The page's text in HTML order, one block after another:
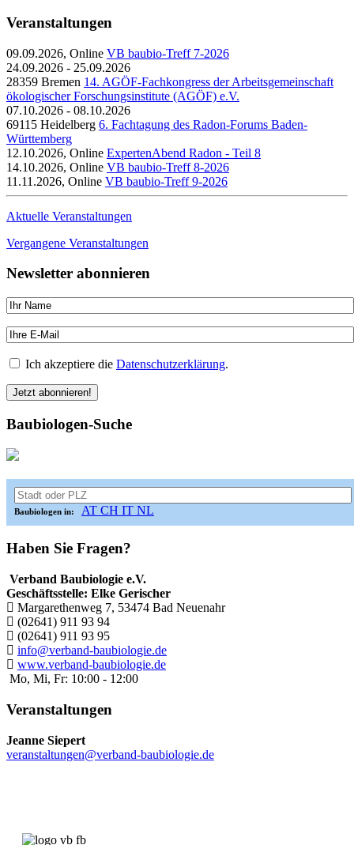
Veranstaltungen
09.09.2026, Online VB baubio-Treff 7-2026
24.09.2026 - 25.09.2026
28359 Bremen 14. AGÖF-Fachkongress der Arbeitsgemeinschaft
ökologischer Forschungsinstitute (AGÖF) e.V.
07.10.2026 - 08.10.2026
69115 Heidelberg 6. Fachtagung des Radon-Forums Baden-
Württemberg
12.10.2026, Online ExpertenAbend Radon - Teil 8
14.10.2026, Online VB baubio-Treff 8-2026
11.11.2026, Online VB baubio-Treff 9-2026
Aktuelle Veranstaltungen
Vergangene Veranstaltungen
Newsletter abonnieren
Ich akzeptiere die Datenschutzerklärung.
Baubiologen-Suche
Baubiologen in: AT CH IT NL
Haben Sie Fragen?
Verband Baubiologie e.V.
Geschäftsstelle: Elke Gerischer
Margarethenweg 7, 53474 Bad Neuenahr
(02641) 911 93 94
(02641) 911 93 95
info@verband-baubiologie.de
www.verband-baubiologie.de
Mo, Mi, Fr: 10:00 - 12:00
Veranstaltungen
Jeanne Siepert
veranstaltungen@verband-baubiologie.de